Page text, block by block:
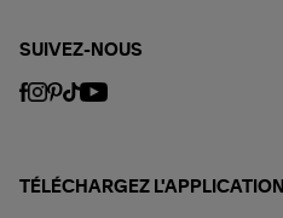
SUIVEZ-NOUS
TÉLÉCHARGEZ L'APPLICATION